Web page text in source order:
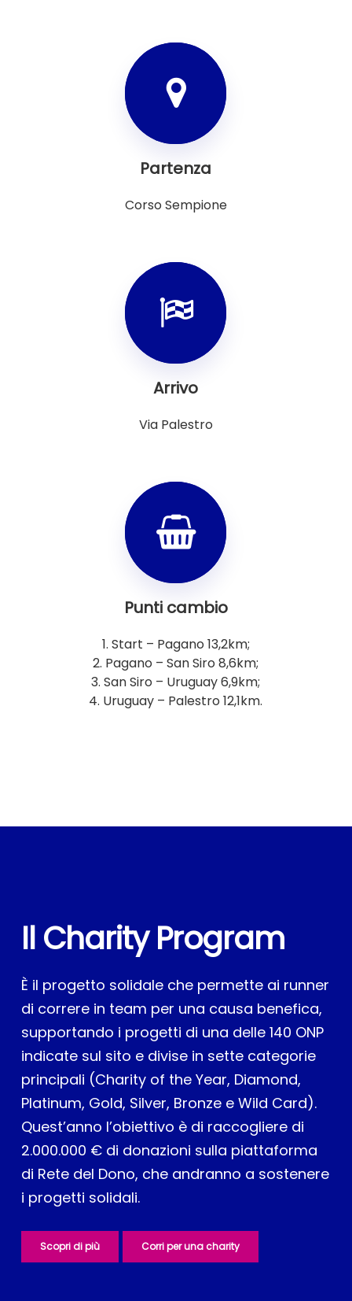
Partenza
Corso Sempione
Arrivo
Via Palestro
Punti cambio
1. Start – Pagano 13,2km;
2. Pagano – San Siro 8,6km;
3. San Siro – Uruguay 6,9km;
4. Uruguay – Palestro 12,1km.
Il Charity Program
È il progetto solidale che permette ai runner
di correre in team per una causa benefica,
supportando i progetti di una delle 140 ONP
indicate sul sito e divise in sette categorie
principali (Charity of the Year, Diamond,
Platinum, Gold, Silver, Bronze e Wild Card).
Quest’anno l’obiettivo è di raccogliere di
2.000.000 € di donazioni sulla piattaforma
di Rete del Dono, che andranno a sostenere
i progetti solidali.
Scopri di più Corri per una charity